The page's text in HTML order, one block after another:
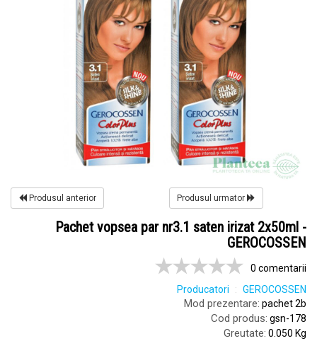
Produsul anterior Produsul urmator
Pachet vopsea par nr3.1 saten irizat 2x50ml -
GEROCOSSEN
0 comentarii
Producatori
GEROCOSSEN
Mod prezentare: pachet 2b
Cod produs: gsn-178
Greutate: 0.050 Kg